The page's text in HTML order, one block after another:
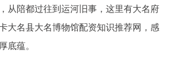
从陪都过往到运河旧事，这里有大名府
大名县大名博物馆配资知识推荐网，感
底蕴。